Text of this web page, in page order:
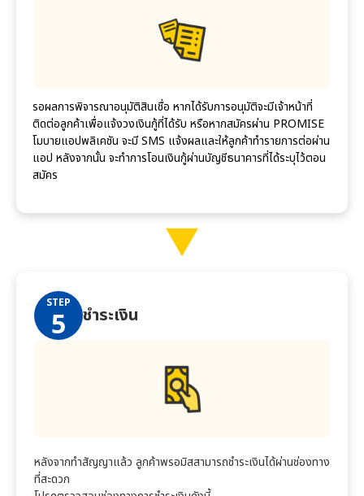
รอผลการพิจารณาอนุมัติสินเชื่อ หากได้รับการอนุมัติจะมีเจ้าหน้าที่
ติดต่อลูกค้าเพื่อแจ้งวงเงินกู้ที่ได้รับ หรือหากสมัครผ่าน PROMISE
โมบายแอปพลิเคชัน จะมี SMS แจ้งผลและให้ลูกค้าทำรายการต่อผ่าน
แอป หลังจากนั้น จะทำการโอนเงินกู้ผ่านบัญชีธนาคารที่ได้ระบุไว้ตอน
สมัคร
STEP
5 ชำระเงิน
หลังจากทำสัญญาแล้ว ลูกค้าพรอมิสสามารถชำระเงินได้ผ่านช่องทาง
ที่สะดวก